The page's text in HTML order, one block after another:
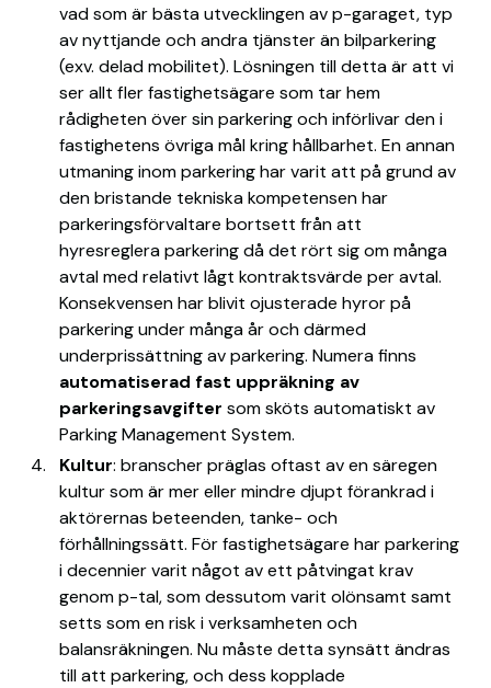
vad som är bästa utvecklingen av p-garaget, typ
av nyttjande och andra tjänster än bilparkering
(exv. delad mobilitet). Lösningen till detta är att vi
ser allt fler fastighetsägare som tar hem
rådigheten över sin parkering och införlivar den i
fastighetens övriga mål kring hållbarhet. En annan
utmaning inom parkering har varit att på grund av
den bristande tekniska kompetensen har
parkeringsförvaltare bortsett från att
hyresreglera parkering då det rört sig om många
avtal med relativt lågt kontraktsvärde per avtal.
Konsekvensen har blivit ojusterade hyror på
parkering under många år och därmed
underprissättning av parkering. Numera finns
automatiserad fast uppräkning av
parkeringsavgifter som sköts automatiskt av
Parking Management System.
Kultur: branscher präglas oftast av en säregen
kultur som är mer eller mindre djupt förankrad i
aktörernas beteenden, tanke- och
förhållningssätt. För fastighetsägare har parkering
i decennier varit något av ett påtvingat krav
genom p-tal, som dessutom varit olönsamt samt
setts som en risk i verksamheten och
balansräkningen. Nu måste detta synsätt ändras
till att parkering, och dess kopplade